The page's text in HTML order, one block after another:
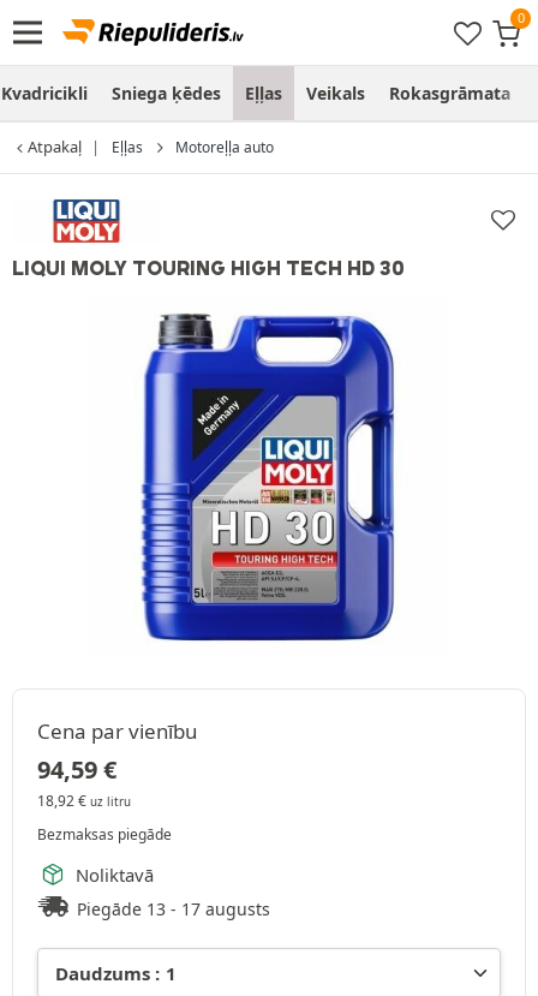
Kvadricikli Sniega ķēdes Eļļas Veikals Rokasgrāmata
Atpakaļ Eļļas Motoreļļa auto
LIQUI MOLY TOURING HIGH TECH HD 30
Cena par vienību
94,59€
18,92€ uz litru
Bezmaksas piegāde
Noliktavā
Piegāde 13 - 17 augusts